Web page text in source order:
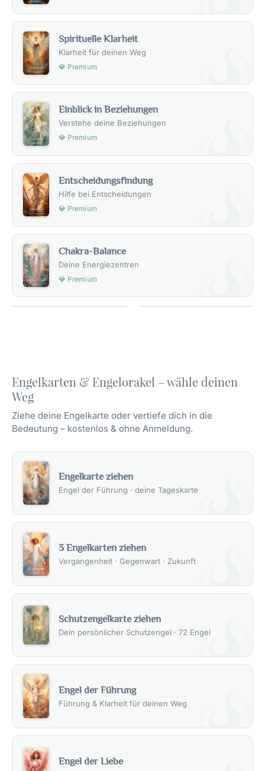
Spirituelle Klarheit
Klarheit für deinen Weg
💎 Premium
Einblick in Beziehungen
Verstehe deine Beziehungen
💎 Premium
Entscheidungsfindung
Hilfe bei Entscheidungen
💎 Premium
Chakra-Balance
Deine Energiezentren
💎 Premium
Engelkarten & Engelorakel – wähle deinen
Weg
Ziehe deine Engelkarte oder vertiefe dich in die
Bedeutung – kostenlos & ohne Anmeldung.
Engelkarte ziehen
Engel der Führung · deine Tageskarte
3 Engelkarten ziehen
Vergangenheit · Gegenwart · Zukunft
Schutzengelkarte ziehen
Dein persönlicher Schutzengel · 72 Engel
Engel der Führung
Führung & Klarheit für deinen Weg
Engel der Liebe